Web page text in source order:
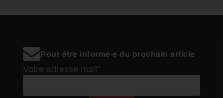
Pour être informé·e du prochain article
Votre adresse mail*